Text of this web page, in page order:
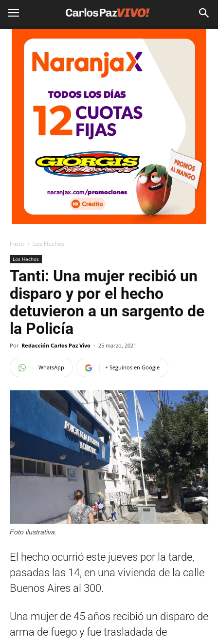
Inicio Los Hechos
Los Hechos
Tanti: Una mujer recibió un
disparo y por el hecho
detuvieron a un sargento de
la Policía
Por Redacción Carlos Paz Vivo - 25 marzo, 2021
WhatsApp + Seguinos en Google
Foto ilustrativa.
El hecho ocurrió este jueves por la tarde,
pasadas las 14, en una vivienda de la calle
Buenos Aires al 300.
Una mujer de 45 años recibió un disparo de
arma de fuego y fue trasladada de